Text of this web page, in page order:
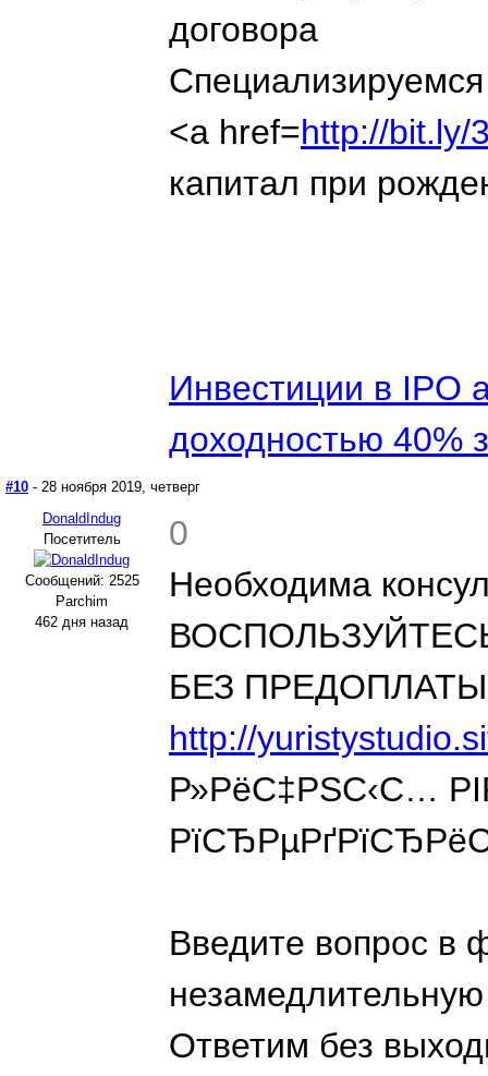
договора
<a href=http://bit.ly/
капитал при
Инвестиции в IPO
доходностью 40%
#10 - 28 ноября 2019, четверг
DonaldIndug
Посетитель
Сообщений: 2525
Parchim
462 дня назад
0
Необходима
БЕЗ
http://
Р»РёС‡РЅС‹С…
Введите вопрос в
Ответим без